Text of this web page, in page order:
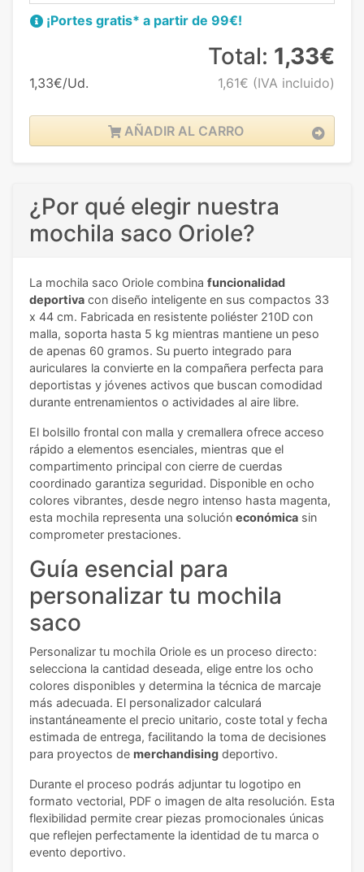
¡Portes gratis* a partir de 99€!
1,33€/Ud.
Total: 1,33€
1,61€ (IVA incluido)
AÑADIR AL CARRO
¿Por qué elegir nuestra
mochila saco Oriole?
La mochila saco Oriole combina funcionalidad
deportiva con diseño inteligente en sus compactos 33
x 44 cm. Fabricada en resistente poliéster 210D con
malla, soporta hasta 5 kg mientras mantiene un peso
de apenas 60 gramos. Su puerto integrado para
auriculares la convierte en la compañera perfecta para
deportistas y jóvenes activos que buscan comodidad
durante entrenamientos o actividades al aire libre.
El bolsillo frontal con malla y cremallera ofrece acceso
rápido a elementos esenciales, mientras que el
compartimento principal con cierre de cuerdas
coordinado garantiza seguridad. Disponible en ocho
colores vibrantes, desde negro intenso hasta magenta,
esta mochila representa una solución económica sin
comprometer prestaciones.
Guía esencial para
personalizar tu mochila
saco
Personalizar tu mochila Oriole es un proceso directo:
selecciona la cantidad deseada, elige entre los ocho
colores disponibles y determina la técnica de marcaje
más adecuada. El personalizador calculará
instantáneamente el precio unitario, coste total y fecha
estimada de entrega, facilitando la toma de decisiones
para proyectos de merchandising deportivo.
Durante el proceso podrás adjuntar tu logotipo en
formato vectorial, PDF o imagen de alta resolución. Esta
flexibilidad permite crear piezas promocionales únicas
que reflejen perfectamente la identidad de tu marca o
evento deportivo.